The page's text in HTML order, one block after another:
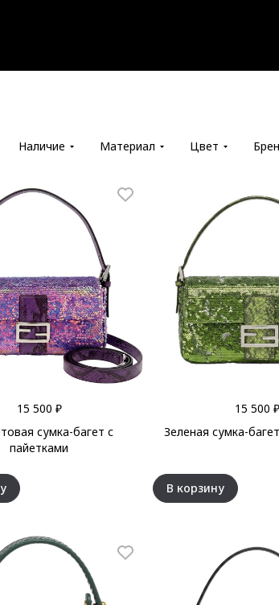
Наличие Материал Цвет
15 500 ₽
сумка-багет с
пайетками
15 500 ₽
Зеленая сумка-
В корзину